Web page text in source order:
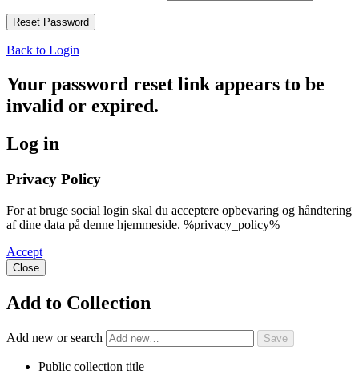
Back to Login
Your password reset link appears to be
invalid or expired.
Log in
Privacy Policy
For at bruge social login skal du acceptere opbevaring og håndtering
af dine data på denne hjemmeside. %privacy_policy%
Accept
Close
Add to Collection
Add new or search
Public collection title